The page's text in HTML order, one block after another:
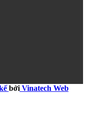
bởiVinatech Web